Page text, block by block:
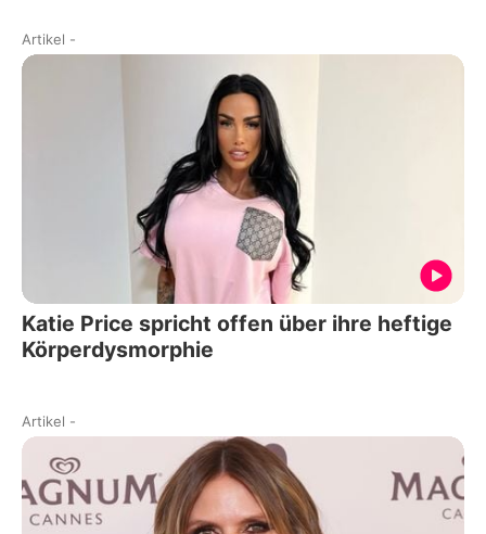
Artikel -
Katie Price spricht offen über ihre heftige
Körperdysmorphie
Artikel -